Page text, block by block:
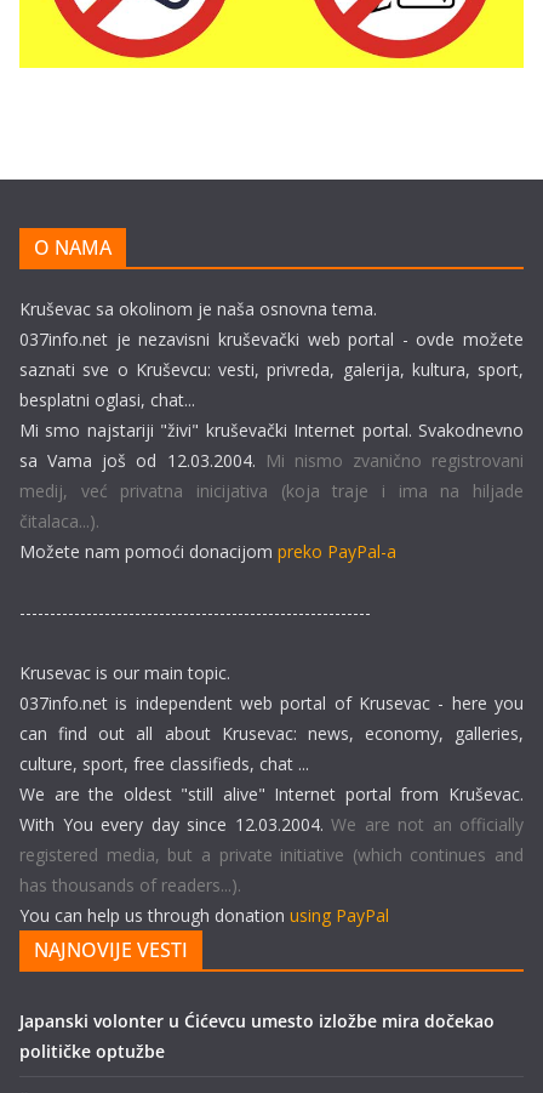
O NAMA
Kruševac sa okolinom je naša osnovna tema.
037info.net je nezavisni kruševački web portal - ovde možete
saznati sve o Kruševcu: vesti, privreda, galerija, kultura, sport,
besplatni oglasi, chat...
Mi smo najstariji "živi" kruševački Internet portal. Svakodnevno
sa Vama još od 12.03.2004. Mi nismo zvanično registrovani
medij, već privatna inicijativa (koja traje i ima na hiljade
čitalaca...).
Možete nam pomoći donacijom preko PayPal-a
----------------------------------------------------------
Krusevac is our main topic.
037info.net is independent web portal of Krusevac - here you
can find out all about Krusevac: news, economy, galleries,
culture, sport, free classifieds, chat ...
We are the oldest "still alive" Internet portal from Kruševac.
With You every day since 12.03.2004. We are not an officially
registered media, but a private initiative (which continues and
has thousands of readers...).
You can help us through donation using PayPal
NAJNOVIJE VESTI
Japanski volonter u Ćićevcu umesto izložbe mira dočekao
političke optužbe